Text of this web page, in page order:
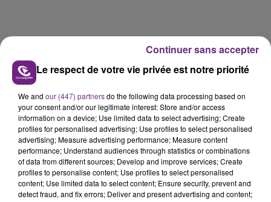
7 août 2026
LA CENTRALE NUCLÉAIRE DE CHOOZ
TOUJOURS À L'ARRÊT
Le respect de votre vie privée est notre priorité
We and our (447) partnersdo the following data processing based on
your consent and/or our legitimate interest: Store and/or access
information on a device; Use limited data to select advertising; Create
profiles for personalised advertising; Use profiles to select personalised
advertising; Measure advertising performance; Measure content
performance; Understand audiences through statistics or combinations
of data from different sources; Develop and improve services; Create
profiles to personalise content; Use profiles to select personalised
content; Use limited data to select content; Ensure security, prevent and
detect fraud, and fix errors; Deliver and present advertising and content;
Continuer sans accepter